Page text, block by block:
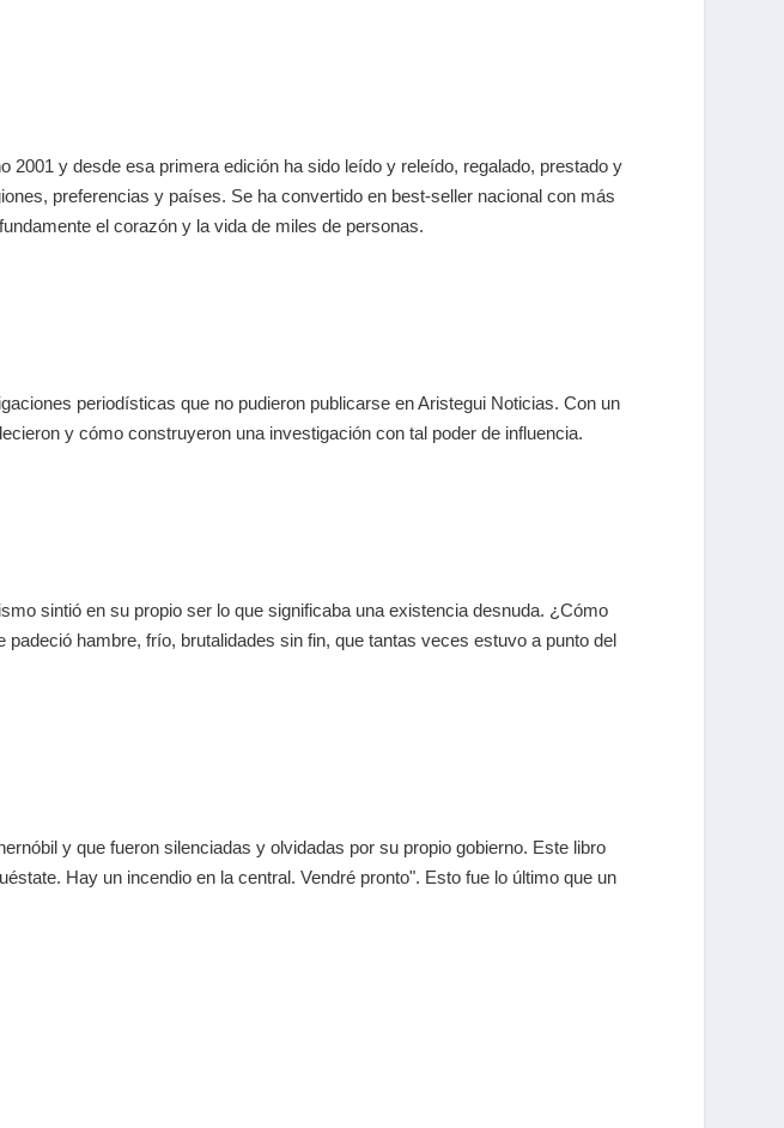
y desde esa primera edición ha sido leído y releído, regalado, prestado y
preferencias y países. Se ha convertido en best-seller nacional con más
el corazón y la vida de miles de personas.
periodísticas que no pudieron publicarse en Aristegui Noticias. Con un
y cómo construyeron una investigación con tal poder de influencia.
sintió en su propio ser lo que significaba una existencia desnuda. ¿Cómo
hambre, frío, brutalidades sin fin, que tantas veces estuvo a punto del
y que fueron silenciadas y olvidadas por su propio gobierno. Este libro
Hay un incendio en la central. Vendré pronto". Esto fue lo último que un